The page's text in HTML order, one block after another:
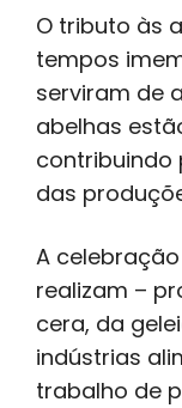
O tributo às
tempos
serviram de
abelhas
contribuindo
das
A
realizam –
cera, da
indústrias
trabalho de